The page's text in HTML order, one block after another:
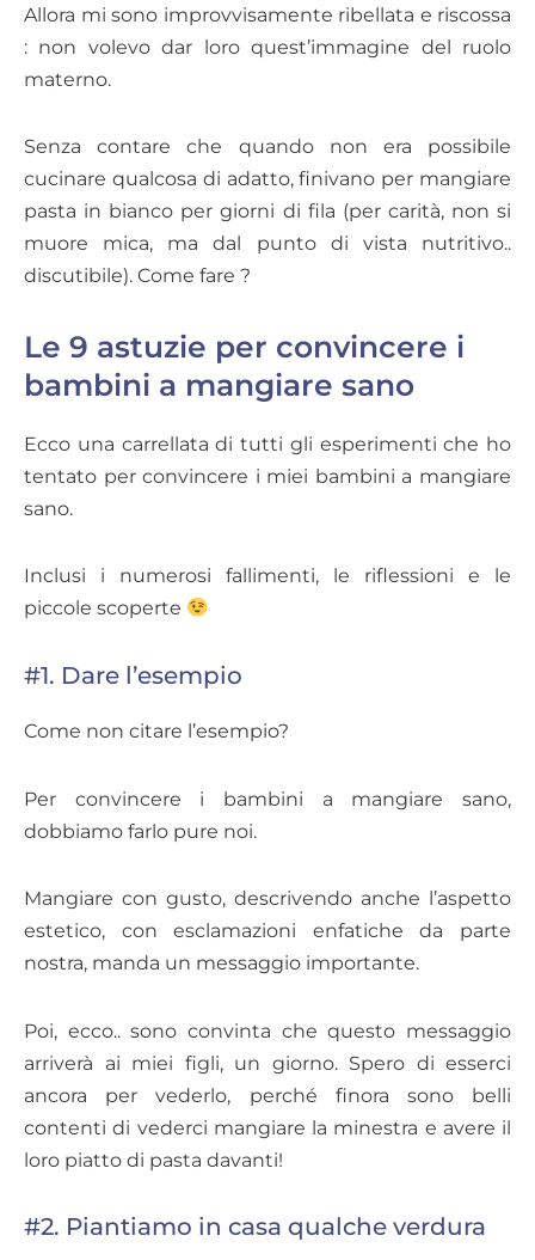
Allora mi sono improvvisamente ribellata e riscossa
: non volevo dar loro quest’immagine del ruolo
materno.
Senza contare che quando non era possibile
cucinare qualcosa di adatto, finivano per mangiare
pasta in bianco per giorni di fila (per carità, non si
muore mica, ma dal punto di vista nutritivo..
discutibile). Come fare ?
Le 9 astuzie per convincere i
bambini a mangiare sano
Ecco una carrellata di tutti gli esperimenti che ho
tentato per convincere i miei bambini a mangiare
sano.
Inclusi i numerosi fallimenti, le riflessioni e le
piccole scoperte
#1. Dare l’esempio
Come non citare l’esempio?
Per convincere i bambini a mangiare sano,
dobbiamo farlo pure noi.
Mangiare con gusto, descrivendo anche l’aspetto
estetico, con esclamazioni enfatiche da parte
nostra, manda un messaggio importante.
Poi, ecco.. sono convinta che questo messaggio
arriverà ai miei figli, un giorno. Spero di esserci
ancora per vederlo, perché finora sono belli
contenti di vederci mangiare la minestra e avere il
loro piatto di pasta davanti!
#2. Piantiamo in casa qualche verdura